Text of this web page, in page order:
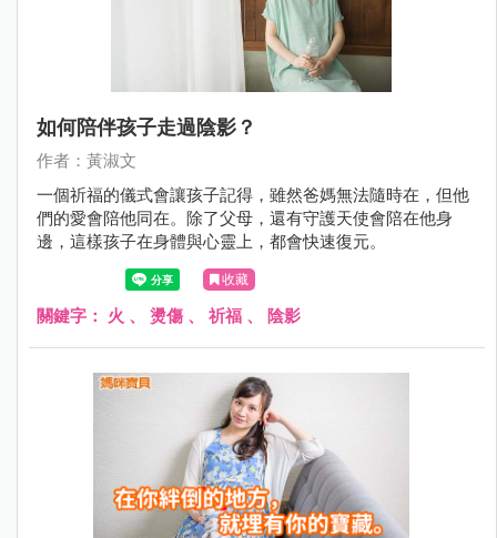
如何陪伴孩子走過陰影？
作者：黃淑文
一個祈福的儀式會讓孩子記得，雖然爸媽無法隨時在，但他
們的愛會陪他同在。除了父母，還有守護天使會陪在他身
邊，這樣孩子在身體與心靈上，都會快速復元。
收藏
關鍵字： 火 、 燙傷 、 祈福 、 陰影